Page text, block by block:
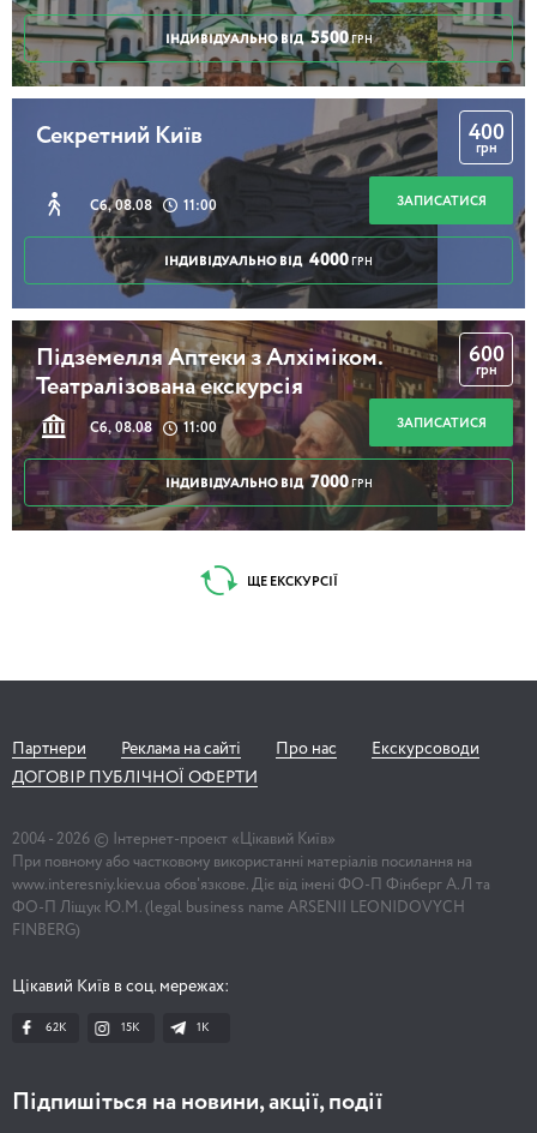
ІНДИВІДУАЛЬНО ВІД 5500 ГРН
Секретний Київ
Сб, 08.08 11:00
400
грн
ЗАПИСАТИСЯ
ІНДИВІДУАЛЬНО ВІД 4000 ГРН
Підземелля Аптеки з Алхіміком.
Театралізована екскурсія
Сб, 08.08 11:00
600
грн
ЗАПИСАТИСЯ
ІНДИВІДУАЛЬНО ВІД 7000 ГРН
ЩЕ ЕКСКУРСІЇ
Партнери Реклама на сайті Про нас
Екскурсоводи
ДОГОВІР ПУБЛІЧНОЇ ОФЕРТИ
2004 - 2026 © Інтернет-проект «Цікавий Київ»
При повному або частковому використанні матеріалів посилання на
www.interesniy.kiev.ua обов'язкове. Діє від імені ФО-П Фінберг А.Л та
ФО-П Ліщук Ю.М. (legal business name ARSENII LEONIDOVYCH
FINBERG)
Цікавий Київ в соц. мережах:
62K 15K 1К
Підпишіться на новини, акції, події